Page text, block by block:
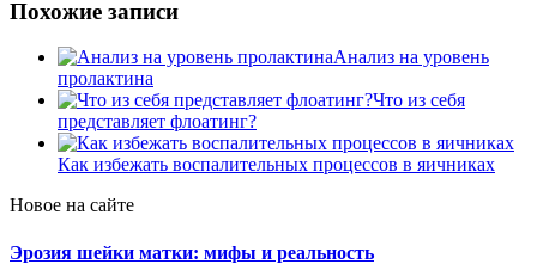
Похожие записи
Анализ на уровень
пролактина
Что из себя
представляет флоатинг?
Как избежать воспалительных процессов в яичниках
Новое на сайте
Эрозия шейки матки: мифы и реальность